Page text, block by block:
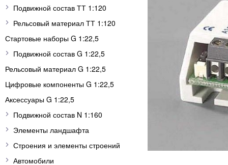
Подвижной состав ТТ 1:120
Рельсовый материал ТТ 1:120
Стартовые наборы G 1:22,5
Подвижной состав G 1:22,5
Рельсовый материал G 1:22,5
Цифровые компоненты G 1:22,5
Аксессуары G 1:22,5
Подвижной состав N 1:160
Элементы ландшафта
Строения и элементы строений
Автомобили